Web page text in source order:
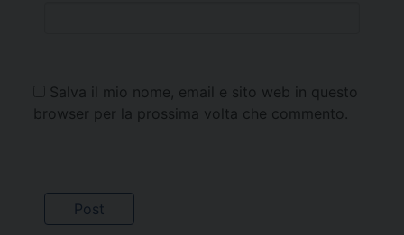
Salva il mio nome, email e sito web in questo
browser per la prossima volta che commento.